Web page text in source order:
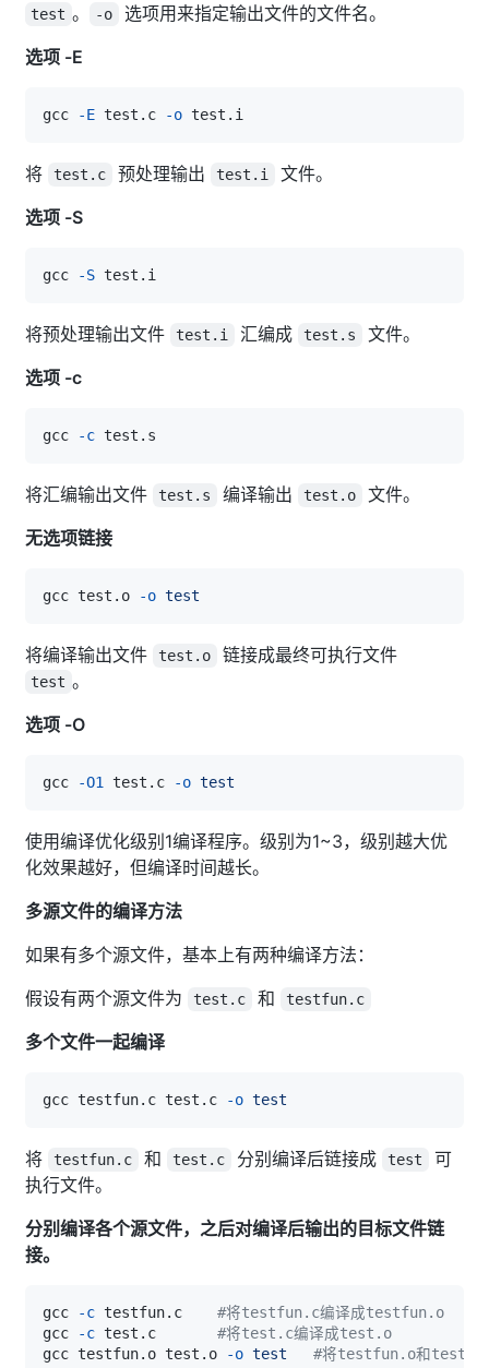
test 。 -o
选项用来指定输出文件的文件名。
选项 -E
gcc -E test.c -o
将 test.c 预处理输出 test.i
文件。
选项 -S
gcc -S
将预处理输出文件 test.i 汇编成 test.s
文件。
选项 -c
gcc -c
将汇编输出文件 test.s 编译输出 test.o
文件。
无选项链接
gcc test.o -o test
将编译输出文件 test.o 链接成最终可执行文件
test 。
选项 -O
gcc -O1 test.c -o test
使用编译优化级别1编译程序。级别为1~3，级别越大优
化效果越好，但编译时间越长。
多源文件的编译方法
如果有多个源文件，基本上有两种编译方法：
假设有两个源文件为
test.c 和 testfun.c
多个文件一起编译
gcc testfun.c test.c -o test
将 testfun.c 和 test.c 分别编译后链接成 test
可
执行文件。
分别编译各个源文件，之后对编译后输出的目标文件链
接。
gcc -c testfun.c #将testfun.c编译成testfun.o
gcc
-c test.c #将test.c编译成test.o
gcc testfun.o test.o
-o test #将testfun.o和test.o